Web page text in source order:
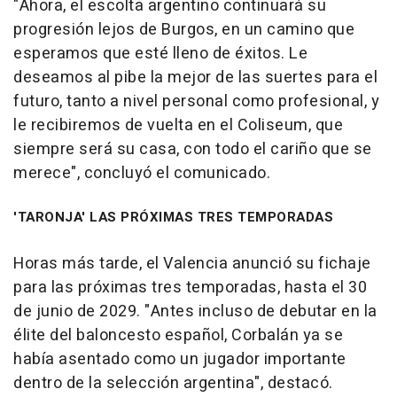
"Ahora, el escolta argentino continuará su
progresión lejos de Burgos, en un camino que
esperamos que esté lleno de éxitos. Le
deseamos al pibe la mejor de las suertes para el
futuro, tanto a nivel personal como profesional, y
le recibiremos de vuelta en el Coliseum, que
siempre será su casa, con todo el cariño que se
merece", concluyó el comunicado.
'TARONJA' LAS PRÓXIMAS TRES TEMPORADAS
Horas más tarde, el Valencia anunció su fichaje
para las próximas tres temporadas, hasta el 30
de junio de 2029. "Antes incluso de debutar en la
élite del baloncesto español, Corbalán ya se
había asentado como un jugador importante
dentro de la selección argentina", destacó.